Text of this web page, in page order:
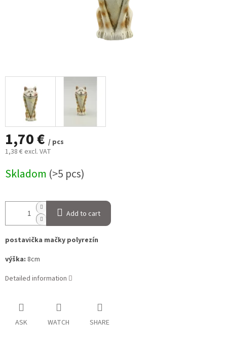
1,70 € / pcs
1,38 € excl. VAT
price:
Skladom (>5 pcs)
Add to cart
postavička mačky polyrezín
výška: 8cm
Detailed information
ASK WATCH SHARE